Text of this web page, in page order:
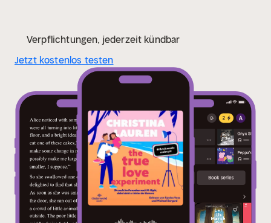
Verpflichtungen, jederzeit kündbar
Jetzt kostenlos testen